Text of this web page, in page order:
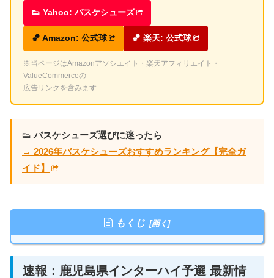
👟 Yahoo: バスケシューズ
🏀 Amazon: 公式球 🏀 楽天: 公式球
※当ページはAmazonアソシエイト・楽天アフィリエイト・
ValueCommerceの
広告リンクを含みます
👟 バスケシューズ選びに迷ったら
→ 2026年バスケシューズおすすめランキング【完全ガ
イド】
もくじ
速報：鹿児島県インターハイ予選 最新情